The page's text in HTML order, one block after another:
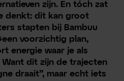
zijn. En tóch zat
denkt: dit kan groot
stapten bij Bambuu
voorzichtig plan,
energie waar je als
Want dit zijn de trajecten
draait”, maar echt iets